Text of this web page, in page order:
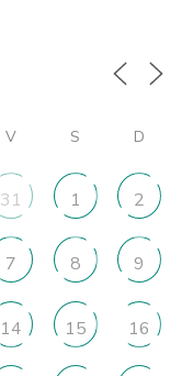
V S D
31 1 2
7 8 9
14 15 16